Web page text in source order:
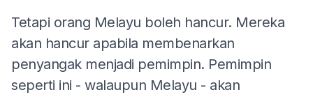
Tetapi orang Melayu boleh hancur. Mereka
akan hancur apabila membenarkan
penyangak menjadi pemimpin. Pemimpin
seperti ini - walaupun Melayu - akan